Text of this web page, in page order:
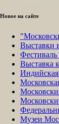
Новое на сайте
Выставки
Выставка
Музеи